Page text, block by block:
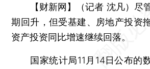
【财新网】（记者 沈凡） 尽
期回升，但受基建、房地产投资
资产投资同比增速继续回落。
国家统计局11月14日公布的数